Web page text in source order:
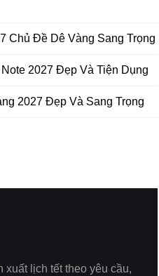
Chủ Đề Dê Vàng Sang Trọng
2027 Đẹp Và Tiện Dụng
2027 Đẹp Và Sang Trọng
xuất lịch tết theo yêu cầu,